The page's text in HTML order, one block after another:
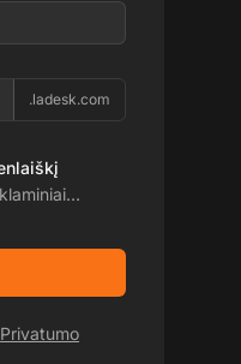
.ladesk.com
Privatumo